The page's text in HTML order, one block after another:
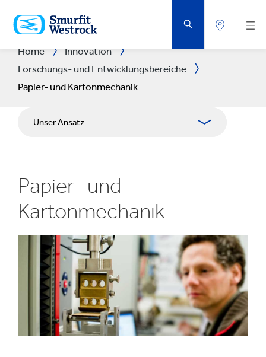
HAUPTINHALT
SPRINGEN
Home
Innovation
Forschungs- und Entwicklungsbereiche
Papier- und Kartonmechanik
Unser Ansatz
F&E Centres
Experience Centres
Tools & Systeme
Fallstudien
Papier- und
Kartonmechanik